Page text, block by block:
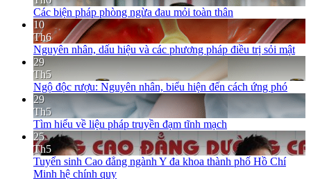
Các biện pháp phòng ngừa đau mỏi toàn thân
10
Th6
Nguyên nhân, dấu hiệu và các phương pháp điều trị sỏi mật
29
Th5
Ngộ độc rượu: Nguyên nhân, biểu hiện đến cách ứng phó
29
Th5
Tìm hiểu về liệu pháp truyền đạm tĩnh mạch
25
Th5
Tuyển sinh Cao đẳng ngành Y đa khoa thành phố Hồ Chí
Minh hệ chính quy